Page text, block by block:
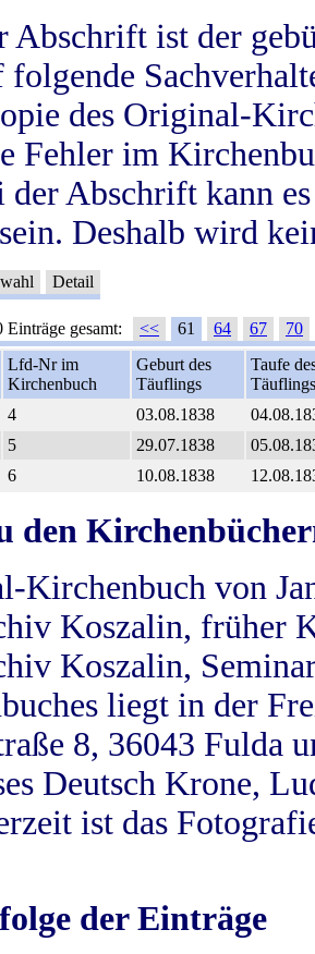
Abschrift ist der
folgende
des Original-
Fehler im
Abschrift kann
Deshalb wird
Detail
Einträge gesamt: << 61 64 67
70
Lfd-Nr im
Kirchenbuch
Geburt des
Täuflings
Taufe
Täuflings
4 03.08.1838
5 29.07.1838
6 10.08.1838
den
Kirchenbuch von
Koszalin, früher
Koszalin,
liegt in der
8, 36043 Fulda
Deutsch Krone,
ist das
der Einträge